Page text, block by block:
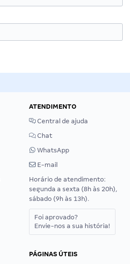
ATENDIMENTO
Central de ajuda
Chat
WhatsApp
E-mail
Horário de atendimento:
segunda a sexta (8h às 20h),
sábado (9h às 13h).
Foi aprovado?
Envie-nos a sua história!
PÁGINAS ÚTEIS